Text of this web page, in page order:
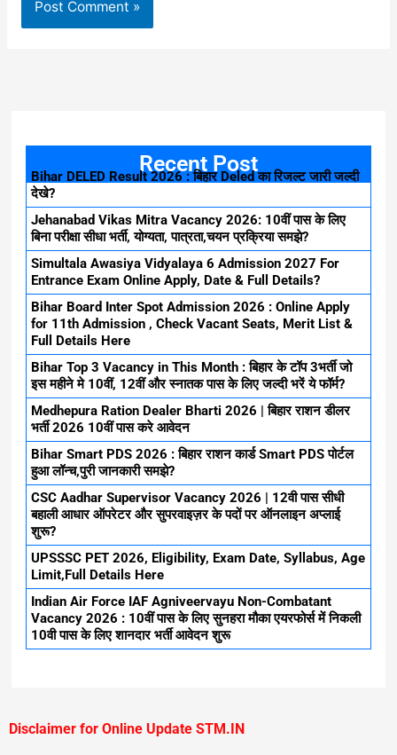
Recent Post
Bihar DELED Result 2026 : बिहार Deled का रिजल्ट जारी जल्दी
देखे?
Jehanabad Vikas Mitra Vacancy 2026: 10वीं पास के लिए
बिना परीक्षा सीधा भर्ती, योग्यता, पात्रता,चयन प्रक्रिया समझे?
Simultala Awasiya Vidyalaya 6 Admission 2027 For
Entrance Exam Online Apply, Date & Full Details?
Bihar Board Inter Spot Admission 2026 : Online Apply
for 11th Admission , Check Vacant Seats, Merit List &
Full Details Here
Bihar Top 3 Vacancy in This Month : बिहार के टॉप 3भर्ती जो
इस महीने मे 10वीं, 12वीं और स्नातक पास के लिए जल्दी भरें ये फॉर्म?
Medhepura Ration Dealer Bharti 2026 | बिहार राशन डीलर
भर्ती 2026 10वीं पास करे आवेदन
Bihar Smart PDS 2026 : बिहार राशन कार्ड Smart PDS पोर्टल
हुआ लॉन्च,पुरी जानकारी समझे?
CSC Aadhar Supervisor Vacancy 2026 | 12वी पास सीधी
बहाली आधार ऑपरेटर और सुपरवाइज़र के पदों पर ऑनलाइन अप्लाई
शुरू?
UPSSSC PET 2026, Eligibility, Exam Date, Syllabus, Age
Limit,Full Details Here
Indian Air Force IAF Agniveervayu Non-Combatant
Vacancy 2026 : 10वीं पास के लिए सुनहरा मौका एयरफोर्स में निकली
10वी पास के लिए शानदार भर्ती आवेदन शुरू
Disclaimer for Online Update STM.IN